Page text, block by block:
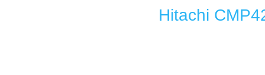
Hitachi